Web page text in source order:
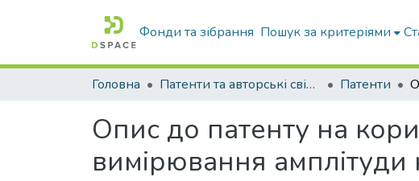
Фонди та зібрання Пошук за критеріями
Головна Патенти та авторські свідоцтва Патенти
Опис до патенту на
вимірювання амплітуди